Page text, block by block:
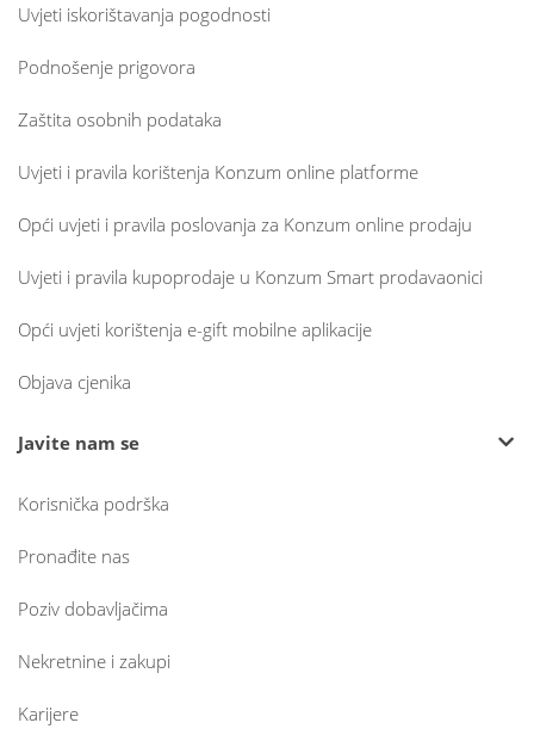
Uvjeti iskorištavanja pogodnosti
Podnošenje prigovora
Zaštita osobnih podataka
Uvjeti i pravila korištenja Konzum online platforme
Opći uvjeti i pravila poslovanja za Konzum online prodaju
Uvjeti i pravila kupoprodaje u Konzum Smart prodavaonici
Opći uvjeti korištenja e-gift mobilne aplikacije
Objava cjenika
Javite nam se
Korisnička podrška
Pronađite nas
Poziv dobavljačima
Nekretnine i zakupi
Karijere